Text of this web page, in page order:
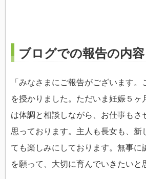
ブログでの報告の内容
「みなさまにご報告がございます
を授かりました。ただいま妊娠５ヶ
は体調と相談しながら、お仕事もさ
思っております。主人も長女も、新
ても楽しみにしております。無事に
を願って、大切に育んでいきたいと